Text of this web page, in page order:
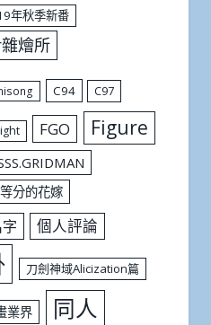
年秋季新番
燴所
C94 C97
FGO Figure
分的花嫁
個人評論
刀劍神域Alicization篇
業界 同人